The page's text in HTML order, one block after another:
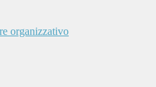
organizzativo